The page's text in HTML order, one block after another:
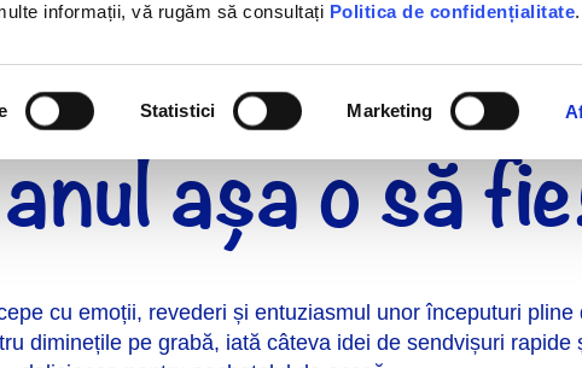
informații, vă rugăm să consultați Politica de confidențialitate.
Statistici Marketing
cu o
așa o să
cu emoții, revederi și entuziasmul unor începuturi pline
diminețile pe grabă, iată câteva idei de sendvișuri rapide